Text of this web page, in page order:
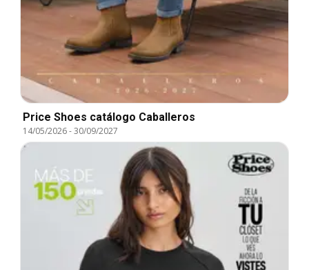
Price Shoes catálogo Caballeros
14/05/2026-30/09/2027